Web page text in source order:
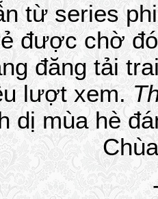
từ series
được chờ
đăng tải
lượt xem.
dị mùa hè